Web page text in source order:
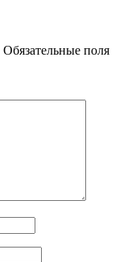
Обязательные поля